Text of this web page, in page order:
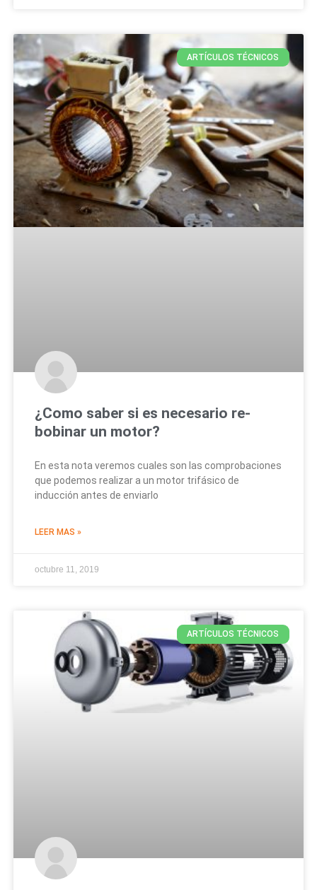
ARTÍCULOS TÉCNICOS
¿Como saber si es necesario re-
bobinar un motor?
En esta nota veremos cuales son las comprobaciones
que podemos realizar a un motor trifásico de
inducción antes de enviarlo
LEER MAS »
octubre 11, 2019
ARTÍCULOS TÉCNICOS